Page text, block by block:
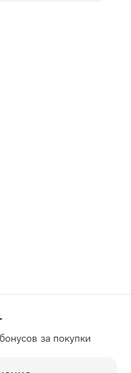
за покупки